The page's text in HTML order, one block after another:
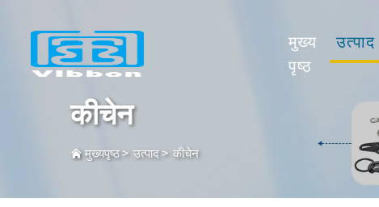
मुख्य
पृष्ठ
उत्पाद
कीचेन
मुख्यपृष्ठ> उत्पाद> कीचेन